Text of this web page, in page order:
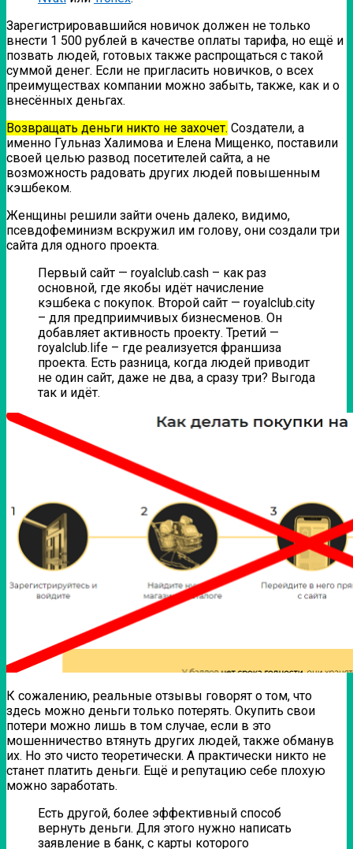
Зарегистрировавшийся новичок должен не только
внести 1 500 рублей в качестве оплаты тарифа, но ещё и
позвать людей, готовых также распрощаться с такой
суммой денег. Если не пригласить новичков, о всех
преимуществах компании можно забыть, также, как и о
внесённых деньгах.
Возвращать деньги никто не захочет. Создатели, а
именно Гульназ Халимова и Елена Мищенко, поставили
своей целью развод посетителей сайта, а не
возможность радовать других людей повышенным
кэшбеком.
Женщины решили зайти очень далеко, видимо,
псевдофеминизм вскружил им голову, они создали три
сайта для одного проекта.
Первый сайт — royalclub.cash – как раз
основной, где якобы идёт начисление
кэшбека с покупок. Второй сайт — royalclub.city
– для предприимчивых бизнесменов. Он
добавляет активность проекту. Третий —
royalclub.life – где реализуется франшиза
проекта. Есть разница, когда людей приводит
не один сайт, даже не два, а сразу три? Выгода
так и идёт.
К сожалению, реальные отзывы говорят о том, что
здесь можно деньги только потерять. Окупить свои
потери можно лишь в том случае, если в это
мошенничество втянуть других людей, также обманув
их. Но это чисто теоретически. А практически никто не
станет платить деньги. Ещё и репутацию себе плохую
можно заработать.
Есть другой, более эффективный способ
вернуть деньги. Для этого нужно написать
заявление в банк, с карты которого